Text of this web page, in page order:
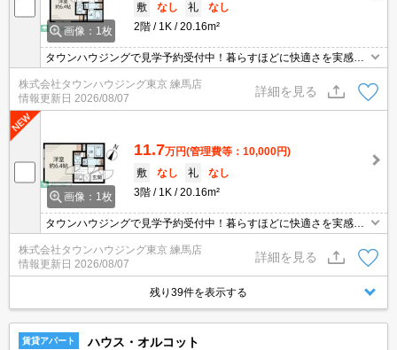
画像：1枚
敷
なし 礼
なし
2階
1K 20.16m²
タウンハウジングで見学予約受付中！暮らすほどに快適さを実感で
きる設備仕様！駅前商業施設の多さ！日常の買い物に便利！
株式会社タウンハウジング東京 練馬店
情報更新日 2026/08/07
詳細を見る
画像：1枚
11.7万円(管理費等：10,000円)
敷
なし 礼
なし
3階
1K 20.16m²
タウンハウジングで見学予約受付中！暮らすほどに快適さを実感で
きる設備仕様！駅前商業施設の多さ！日常の買い物に便利！
株式会社タウンハウジング東京 練馬店
情報更新日 2026/08/07
詳細を見る
残り39件を表示する
賃貸アパート ハウス・オルコット